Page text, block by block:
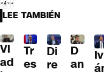
LEE TAMBIÉN
Vl
ad
Tr
es
Di
re
D
an
Iv